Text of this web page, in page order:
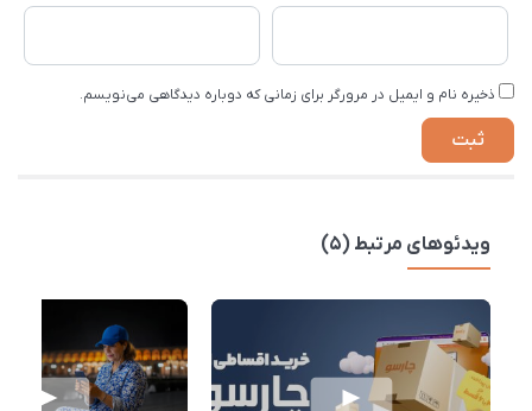
ذخیره نام و ایمیل در مرورگر برای زمانی که دوباره دیدگاهی می‌نویسم.
ویدئوهای مرتبط (5)